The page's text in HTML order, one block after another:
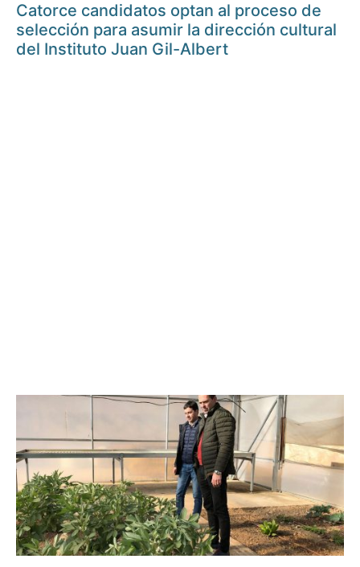
Catorce candidatos optan al proceso de
selección para asumir la dirección cultural
del Instituto Juan Gil-Albert